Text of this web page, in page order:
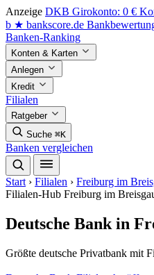
Anzeige DKB Girokonto: 0 €
b ★ bankscore.de
Banken-Ranking
Konten & Karten
Anlegen
Kredit
Filialen
Ratgeber
Suche ⌘K
Banken vergleichen
Start › Filialen › Freiburg im
Filialen-Hub Freiburg im
Deutsche Bank in
Größte deutsche Privatbank mit